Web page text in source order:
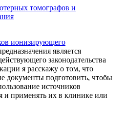
ионизирующего
является
законодательства
я расскажу о том, что
документы подготовить, чтобы
источников
и применять их в клинике или